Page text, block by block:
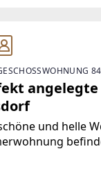
und helle
Küche+ ein